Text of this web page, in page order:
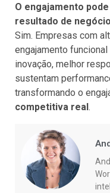
O engajamento
resultado de
Sim. Empresas com
engajamento
inovação, melhor
sustentam
transformando o
competitiva real.